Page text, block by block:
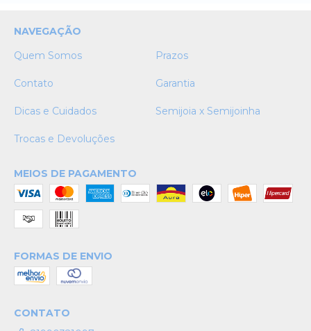
NAVEGAÇÃO
Quem Somos
Prazos
Contato Garantia
Dicas e Cuidados Semijoia x Semijoinha
Trocas e Devoluções
MEIOS DE PAGAMENTO
FORMAS DE ENVIO
CONTATO